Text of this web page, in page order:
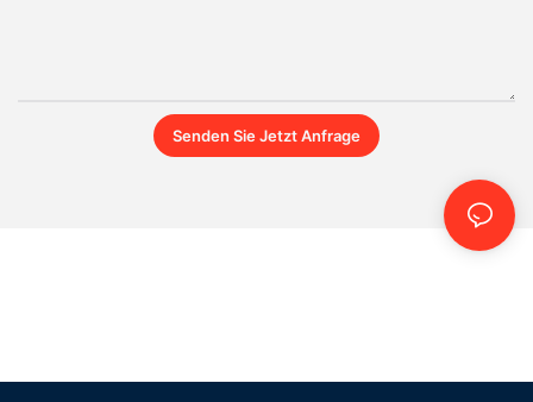
Senden Sie Jetzt Anfrage